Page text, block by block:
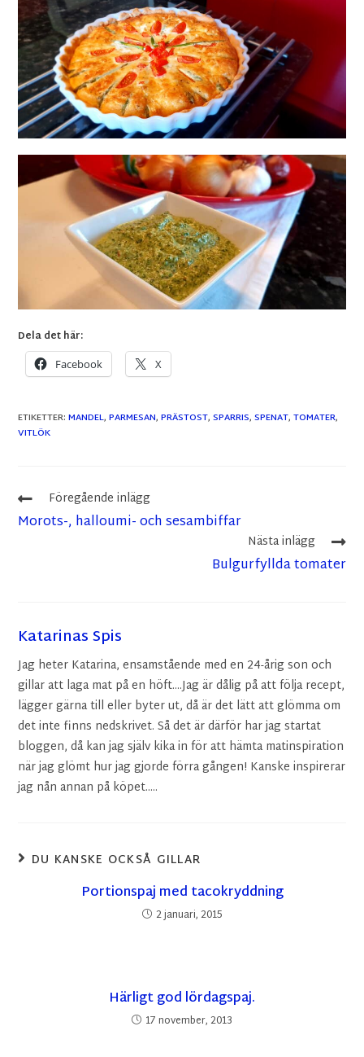
Dela det här:
Facebook X
ETIKETTER:MANDEL, PARMESAN, PRÄSTOST, SPARRIS, SPENAT, TOMATER,
VITLÖK
Föregående inlägg
Morots-, halloumi- och sesambiffar
Nästa inlägg
Bulgurfyllda tomater
Katarinas Spis
Jag heter Katarina, ensamstående med en 24-årig son och
gillar att laga mat på en höft....Jag är dålig på att följa recept,
lägger gärna till eller byter ut, då är det lätt att glömma om
det inte finns nedskrivet. Så det är därför har jag startat
bloggen, då kan jag själv kika in för att hämta matinspiration
när jag glömt hur jag gjorde förra gången! Kanske inspirerar
jag nån annan på köpet.....
DU KANSKE OCKSÅ GILLAR
Portionspaj med tacokryddning
2 januari, 2015
Härligt god lördagspaj.
17 november, 2013